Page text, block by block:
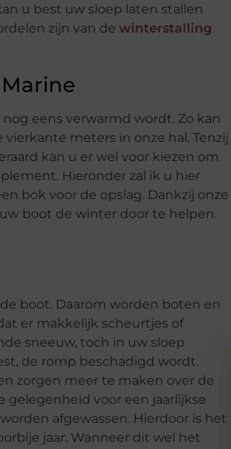
u best uw sloep laten stallen
zijn van de winterstalling
eens verwarmd wordt. Zo kan
meters in onze hal. Tenzij
kan u er wel voor kiezen om
Hieronder zal ik u hier
bok voor de opslag. Dankzij onze
boot de winter door te helpen.
boot. Daarom worden boten en
er makkelijk scheurtjes of
sneeuw, toch in uw sloep
de romp beschadigd wordt.
zorgen meer te maken over de
gelegenheid voor een jaarlijkse
afgewassen. Hierdoor is het
jaar. Wanneer dit wel het